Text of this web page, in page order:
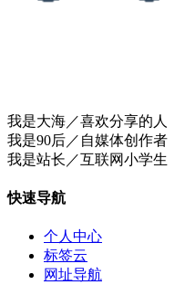
我是大海／喜欢分享的人
我是90后／自媒体创作者
我是站长／互联网小学生
快速导航
个人中心
标签云
网址导航